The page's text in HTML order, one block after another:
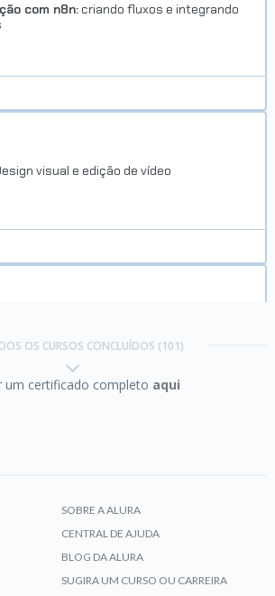
Concluído em 06/07/2026
com n8n: criando fluxos e integrando
visual e edição de vídeo
OS CURSOS CONCLUÍDOS (101)
um certificado completo aqui
SOBRE A ALURA
CENTRAL DE AJUDA
BLOG DA ALURA
SUGIRA UM CURSO OU CARREIRA